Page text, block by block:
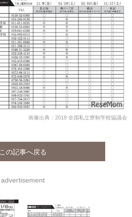
画像出典：2018 全国私立寮制学校協議会
この記事へ戻る
advertisement